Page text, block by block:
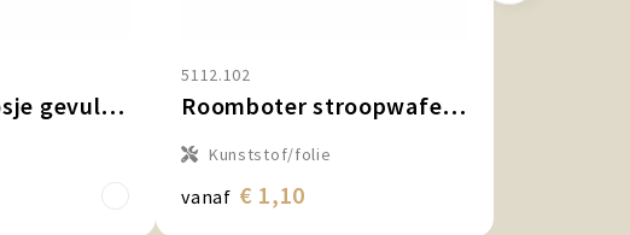
Container doosje gevuld met snoep
5112.102
Roomboter stroopwafel met sticker
Kunststof/folie
vanaf € 1,10